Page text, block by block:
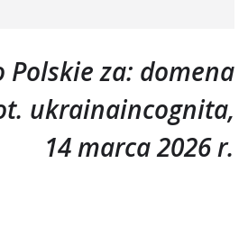
Polskie za: domena
ukrainaincognita,
14 marca 2026 r.